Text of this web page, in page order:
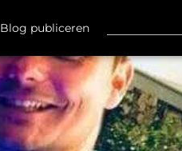
Blog publiceren